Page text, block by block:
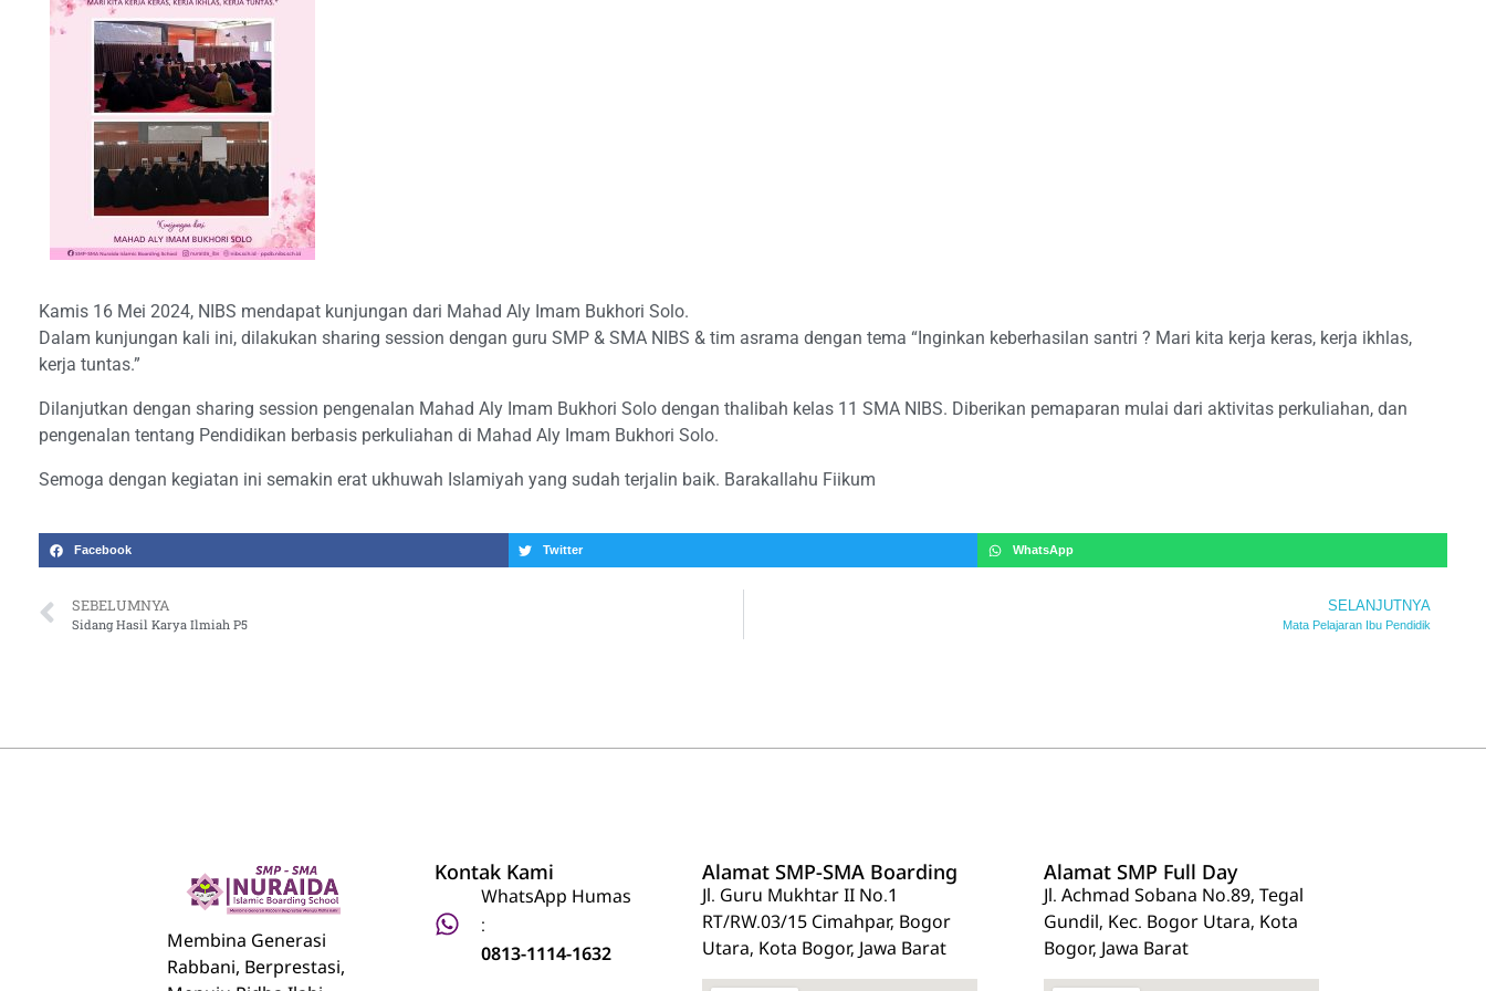
Kamis 16 Mei 2024, NIBS mendapat kunjungan dari Mahad Aly Imam Bukhori Solo.
Dalam kunjungan kali ini, dilakukan sharing session dengan guru SMP & SMA NIBS & tim asrama dengan tema “Inginkan keberhasilan santri ? Mari kita kerja keras, kerja ikhlas,
kerja tuntas.”
Dilanjutkan dengan sharing session pengenalan Mahad Aly Imam Bukhori Solo dengan thalibah kelas 11 SMA NIBS. Diberikan pemaparan mulai dari aktivitas perkuliahan, dan
pengenalan tentang Pendidikan berbasis perkuliahan di Mahad Aly Imam Bukhori Solo.
Semoga dengan kegiatan ini semakin erat ukhuwah Islamiyah yang sudah terjalin baik. Barakallahu Fiikum
Facebook Twitter WhatsApp
SEBELUMNYA
Sidang Hasil Karya Ilmiah P5
SELANJUTNYA
Mata Pelajaran Ibu Pendidik
Nuraida Islamic Boarding School
Membina Generasi
Rabbani, Berprestasi,
Kontak Kami
WhatsApp Humas
:
0813-1114-1632
Alamat SMP-SMA Boarding
Jl. Guru Mukhtar II No.1
RT/RW.03/15 Cimahpar, Bogor
Utara, Kota Bogor, Jawa Barat
Alamat SMP Full Day
Jl. Achmad Sobana No.89, Tegal
Gundil, Kec. Bogor Utara, Kota
Bogor, Jawa Barat